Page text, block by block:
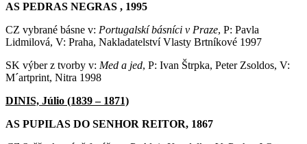
AS PEDRAS NEGRAS , 1995
CZ vybrané básne v: Portugalskí básníci v Praze, P: Pavla
Lidmilová, V: Praha, Nakladatelství Vlasty Brtníkové 1997
SK výber z tvorby v: Med a jed, P: Ivan Štrpka, Peter Zsoldos, V:
M´artprint, Nitra 1998
DINIS, Júlio (1839 – 1871)
AS PUPILAS DO SENHOR REITOR, 1867